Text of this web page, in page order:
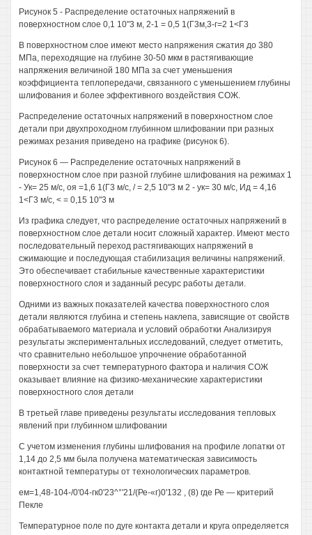
Рисунок 5 - Распределение остаточных напряжений в
поверхностном слое 0,1 10"3 м, 2-1 = 0,5 1(Г3м,3-г=2 1<Г3
В поверхностном слое имеют место напряжения сжатия до 380
МПа, переходящие на глубине 30-50 мкм в растягивающие
напряжения величиной 180 МПа за счет уменьшения
коэффициента теплопередачи, связанного с уменьшением глубины
шлифования и более эффективного воздействия СОЖ.
Распределение остаточных напряжений в поверхностном слое
детали при двухпроходном глубинном шлифовании при разных
режимах резания приведено на графике (рисунок 6).
Рисунок 6 — Распределение остаточных напряжений в
поверхностном слое при разной глубине шлифования на режимах 1
- Ук= 25 м/с, оя =1,6 1(Г3 м/с, / = 2,5 10"3 м 2 - ук= 30 м/с, Ид = 4,16
1<Г3 м/с, < = 0,15 10"3 м
Из графика следует, что распределение остаточных напряжений в
поверхностном слое детали носит сложный характер. Имеют место
последовательный переход растягивающих напряжений в
сжимающие и последующая стабилизация величины напряжений.
Это обеспечивает стабильные качественные характеристики
поверхностного слоя и заданный ресурс работы детали.
Одними из важных показателей качества поверхностного слоя
детали являются глубина и степень наклепа, зависящие от свойств
обрабатываемого материала и условий обработки Анализируя
результаты экспериментальных исследований, следует отметить,
что сравнительно небольшое упрочнение обработанной
поверхности за счет температурного фактора и наличия СОЖ
оказывает влияние на физико-механические характеристики
поверхностного слоя детали
В третьей главе приведены результаты исследования тепловых
явлений при глубинном шлифовании
С учетом изменения глубины шлифования на профиле лопатки от
1,14 до 2,5 мм была получена математическая зависимость
контактной температуры от технологических параметров.
ем=1,48-104-/0'04-гк0'23^°'21/(Ре-«г)0'132 , (8) где Ре — критерий
Пекле
Температурное поле по дуге контакта детали и круга определяется